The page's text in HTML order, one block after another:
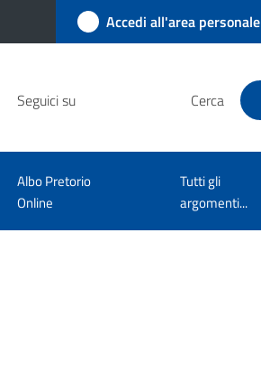
Accedi all'area personale
Seguici su Cerca
Albo Pretorio
Online
Tutti gli
argomenti...